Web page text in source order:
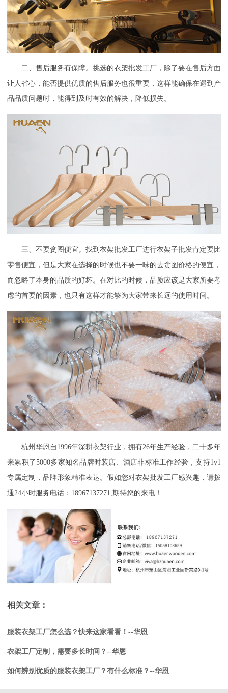
二、售后服务有保障。挑选的衣架批发工厂，除了要在售后方面
让人省心，能否提供优质的售后服务也很重要，这样能确保在遇到产
品品质问题时，能得到及时有效的解决，降低损失。
三、不要贪图便宜。找到衣架批发工厂进行衣架子批发肯定要比
零售便宜，但是大家在选择的时候也不要一味的去贪图价格的便宜，
而忽略了本身的品质的好坏。在对比的时候，品质应该是大家所要考
虑的首要的因素，也只有这样才能够为大家带来长远的使用时间。
杭州华恩自 1996年深耕衣架行业，拥有26年生产经验，二十多年
来累积了5000多家知名品牌时装店、酒店非标准工作经验，支持1v1
专属定制，品牌形象精准表达。假如您对衣架批发工厂感兴趣，请拨
通24小时服务电话：18967137271,期待您的来电！
相关文章：
服装衣架工厂怎么选？快来这家看看！--华恩
衣架工厂定制，需要多长时间？--华恩
如何辨别优质的服装衣架工厂？有什么标准？--华恩